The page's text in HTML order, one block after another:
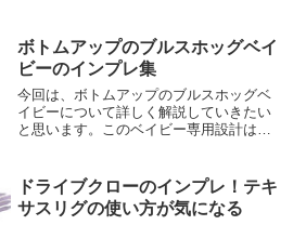
新的な設計を誇ります。まず、目を引く
のはフレキシブルなヘッド...
ボトムアップのブルスホッグベイ
ビーのインプレ集
今回は、ボトムアップのブルスホッグベ
イビーについて詳しく解説していきたい
と思います。このベイビー専用設計は、
ョンが可能になっています。それでは、
特徴を順に見ていきましょ...
ドライブクローのインプレ！テキ
サスリグの使い方が気になる